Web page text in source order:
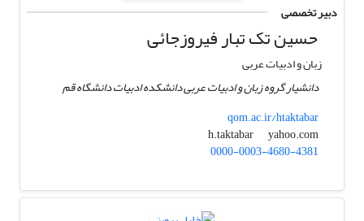
دبیر تخصصی
حسین تک تبار فیروزجائی
زبان و ادبیات عربی
دانشیار گروه زبان و ادبیات عربی دانشکده ادبیات دانشگاه قم
qom.ac.ir/htaktabar
h.taktabar
yahoo.com
0000-0003-4680-4381